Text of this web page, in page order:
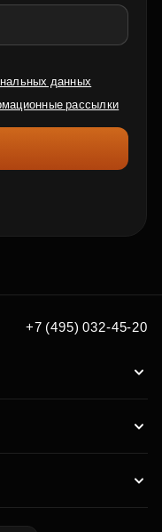
данных
рассылки
+7 (495) 032-45-20